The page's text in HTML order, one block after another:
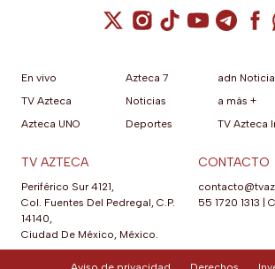
Cuenta de X / Twitter
Cuenta deCuenta de
Cuenta
En vivo
TV Azteca
Azteca UNO
Azteca 7
Noticias
Deportes
adn
a más +
TV Azteca
TV AZTECA
Periférico Sur 4121,
Col. Fuentes Del Pedregal, C.P.
14140,
Ciudad De México, México.
CONTACTO
55 1720 1313 |